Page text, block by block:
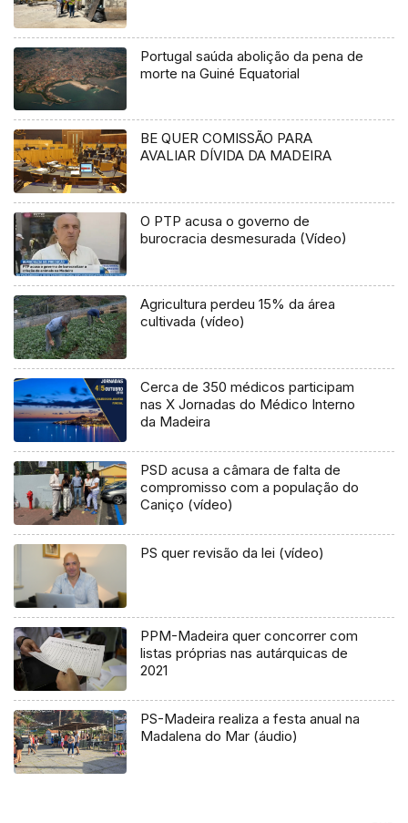
Portugal saúda abolição da pena de
morte na Guiné Equatorial
BE QUER COMISSÃO PARA
AVALIAR DÍVIDA DA MADEIRA
O PTP acusa o governo de
burocracia desmesurada (Vídeo)
Agricultura perdeu 15% da área
cultivada (vídeo)
Cerca de 350 médicos participam
nas X Jornadas do Médico Interno
da Madeira
PSD acusa a câmara de falta de
compromisso com a população do
Caniço (vídeo)
PS quer revisão da lei (vídeo)
PPM-Madeira quer concorrer com
listas próprias nas autárquicas de
2021
PS-Madeira realiza a festa anual na
Madalena do Mar (áudio)